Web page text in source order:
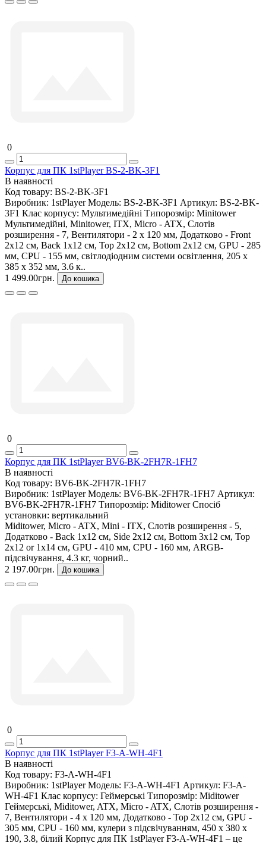
0
Корпус для ПК 1stPlayer BS-2-BK-3F1
В наявності
Код товару: BS-2-BK-3F1
Виробник: 1stPlayer Модель: BS-2-BK-3F1 Артикул: BS-2-BK-
3F1 Клас корпусу: Мультимедійні Типорозмір: Minitower
Мультимедійні, Minitower, ITX, Micro - ATX, Слотів
розширення - 7, Вентилятори - 2 х 120 мм, Додатково - Front
2x12 см, Back 1x12 см, Top 2x12 см, Bottom 2x12 см, GPU - 285
мм, CPU - 155 мм, світлодіодним системи освітлення, 205 х
385 х 352 мм, 3.6 к..
1 499.00грн.
До кошика
0
Корпус для ПК 1stPlayer BV6-BK-2FH7R-1FH7
В наявності
Код товару: BV6-BK-2FH7R-1FH7
Виробник: 1stPlayer Модель: BV6-BK-2FH7R-1FH7 Артикул:
BV6-BK-2FH7R-1FH7 Типорозмір: Miditower Спосіб
установки: вертикальний
Miditower, Micro - ATX, Mini - ITX, Слотів розширення - 5,
Додатково - Back 1x12 см, Side 2x12 см, Bottom 3x12 см, Top
2x12 or 1х14 см, GPU - 410 мм, CPU - 160 мм, ARGB-
підсвічування, 4.3 кг, чорний..
2 197.00грн.
До кошика
0
Корпус для ПК 1stPlayer F3-A-WH-4F1
В наявності
Код товару: F3-A-WH-4F1
Виробник: 1stPlayer Модель: F3-A-WH-4F1 Артикул: F3-A-
WH-4F1 Клас корпусу: Геймерські Типорозмір: Miditower
Геймерські, Miditower, ATX, Micro - ATX, Слотів розширення -
7, Вентилятори - 4 х 120 мм, Додатково - Top 2x12 см, GPU -
305 мм, CPU - 160 мм, кулери з підсвічуванням, 450 x 380 x
190, 3.8, білий Корпус для ПК 1stPlayer F3-A-WH-4F1 – це